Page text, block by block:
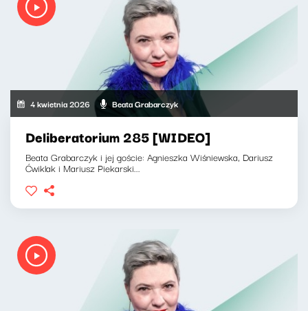
4 kwietnia 2026 Beata Grabarczyk
Deliberatorium 285 [WIDEO]
Beata Grabarczyk i jej goście: Agnieszka Wiśniewska, Dariusz
Ćwiklak i Mariusz Piekarski...